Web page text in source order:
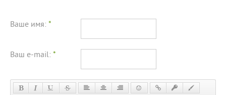
Ваше имя: *
Ваш e-mail: *